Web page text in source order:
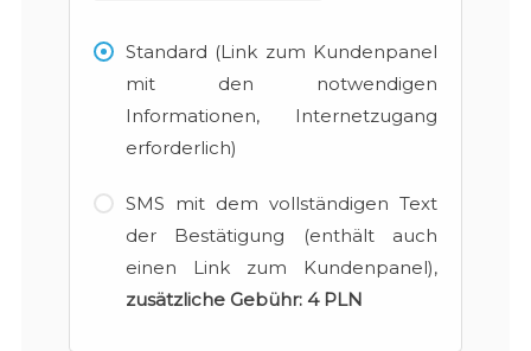
Standard (Link zum Kundenpanel
mit den notwendigen
Informationen, Internetzugang
erforderlich)
SMS mit dem vollständigen Text
der Bestätigung (enthält auch
einen Link zum Kundenpanel),
zusätzliche Gebühr: 4 PLN